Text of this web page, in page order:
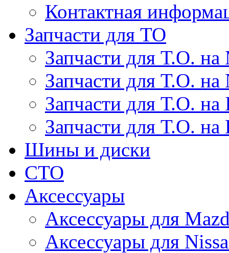
Контактная
Запчасти для ТО
Запчасти для Т.О. на
Запчасти для Т.О. на
Запчасти для Т.О.
Запчасти для Т.О. на
Шины и диски
СТО
Аксессуары
Аксессуары для
Аксессуары для